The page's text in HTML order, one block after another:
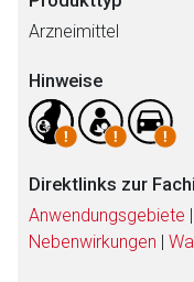
Arzneimittel
Hinweise
Direktlinks zur
Anwendungsgebiete |
Nebenwirkungen |